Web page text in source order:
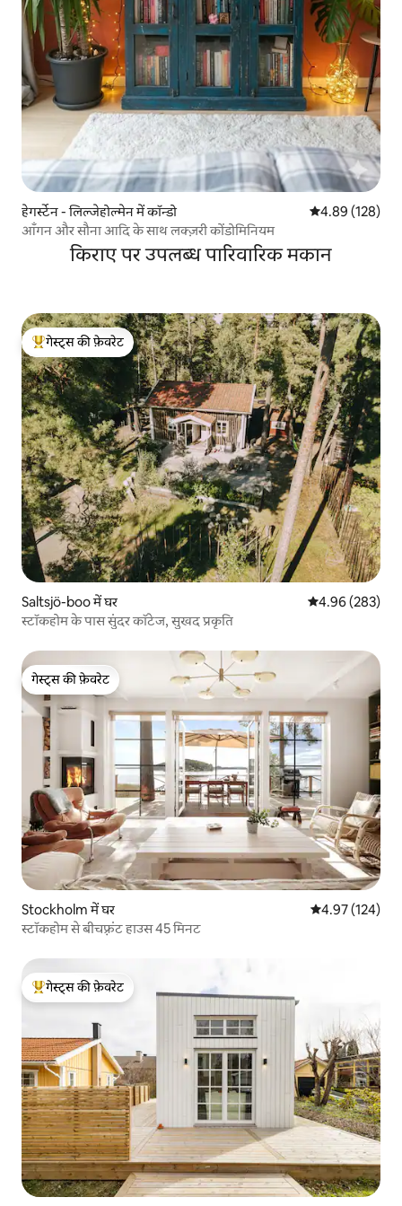
हेगर्स्टेन - लिल्जेहोल्मेन में कॉन्डो औसत रेटिंग 5 में से
4.89 (128)
आँगन और सौना आदि के साथ लक्ज़री कोंडोमिनियम
किराए पर उपलब्ध पारिवारिक मकान
गेस्ट्स का टॉप फ़ेवरेट
गेस्ट्स की फ़ेवरेट
Saltsjö-boo में घर औसत रेटिंग 5 में से
4.96 (283)
स्टॉकहोम के पास सुंदर कॉटेज, सुखद प्रकृति
गेस्ट्स की फ़ेवरेट
गेस्ट्स की फ़ेवरेट
Stockholm में घर औसत रेटिंग 5 में से
4.97 (124)
स्टॉकहोम से बीचफ़्रंट हाउस 45 मिनट
गेस्ट्स का टॉप फ़ेवरेट
गेस्ट्स की फ़ेवरेट